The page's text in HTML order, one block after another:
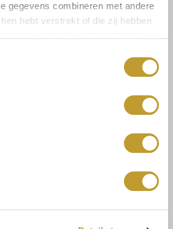
gegevens combineren met andere
hebt verstrekt of die zij hebben
Versandkosten und